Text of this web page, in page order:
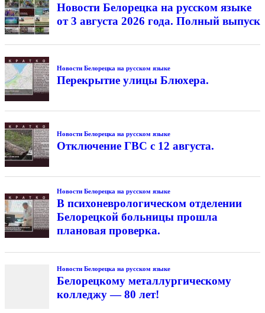
Новости Белорецка на русском языке
от 3 августа 2026 года. Полный выпуск
Новости Белорецка на русском языке
Перекрытие улицы Блюхера.
Новости Белорецка на русском языке
Отключение ГВС с 12 августа.
Новости Белорецка на русском языке
В психоневрологическом отделении
Белорецкой больницы прошла
плановая проверка.
Новости Белорецка на русском языке
Белорецкому металлургическому
колледжу — 80 лет!